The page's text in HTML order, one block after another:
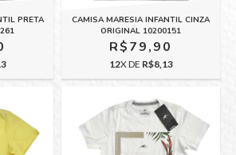
PRETA
CAMISA MARESIA INFANTIL CINZA
ORIGINAL 10200151
R$79,90
12X DE R$8,13